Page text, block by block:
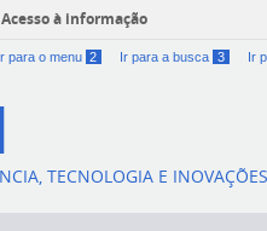
Acesso à informação
para o menu 2 Ir para a busca 3 Ir
TECNOLOGIA E INOVAÇÕES